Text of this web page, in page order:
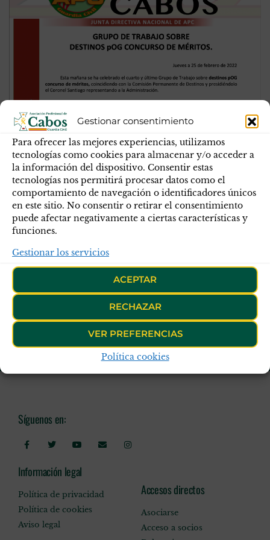
Gestionar consentimiento
Para ofrecer las mejores experiencias, utilizamos
tecnologías como cookies para almacenar y/o acceder a
la información del dispositivo. Consentir estas
tecnologías nos permitirá procesar datos como el
comportamiento de navegación o identificadores únicos
en este sitio. No consentir o retirar el consentimiento
puede afectar negativamente a ciertas características y
funciones.
Gestionar los servicios
ACEPTAR
RECHAZAR
VER PREFERENCIAS
Política cookies
GRUPO DE TRABAJO SOBRE DESTINOS
pOG CONCURSO DE MÉRITOS
Esta mañana se ha celebrado el cuarto y último Grupo de
Trabajo sobre destinos pOG concurso de méritos,
coincidiendo con la Comisión Permanente de Destinos y
presidiéndolo el Coronel Santiago representando a la
Administración.
Síguenos en:
Información legal
Política de privacidad
Política de cookies
Aviso legal
Accesos directos
Asociarse
Acceso a socios